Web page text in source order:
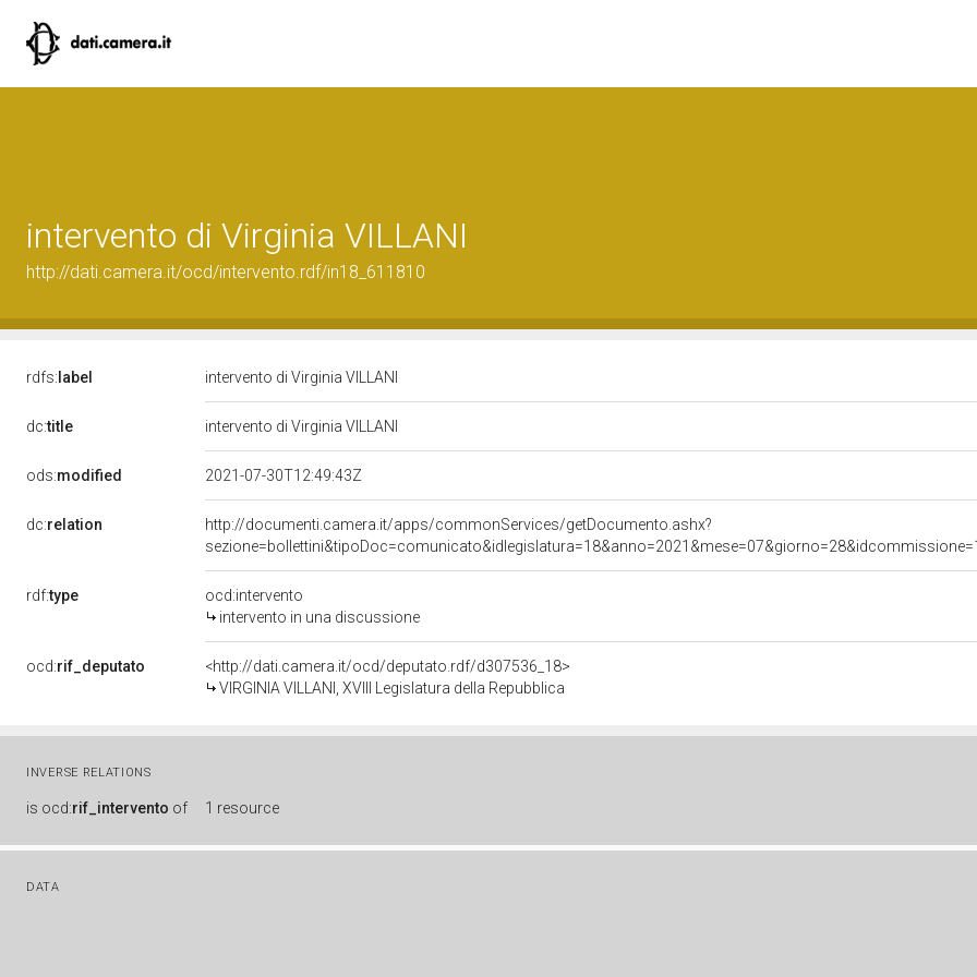
intervento di Virginia VILLANI
http://dati.camera.it/ocd/intervento.rdf/in18_611810
rdfs: label intervento di Virginia VILLANI
dc:title intervento di Virginia VILLANI
ods:modified 2021-07-30T12:49:43Z
dc:relation
http://documenti.camera.it/apps/commonServices/getDocumento.ashx?
rdf:type
ocd:intervento
intervento in una discussione
ocd:rif_deputato
<http://dati.camera.it/ocd/deputato.rdf/d307536_18>
VIRGINIA VILLANI, XVIII Legislatura della Repubblica
INVERSE RELATIONS
is ocd:rif_intervento of 1 resource
DATA